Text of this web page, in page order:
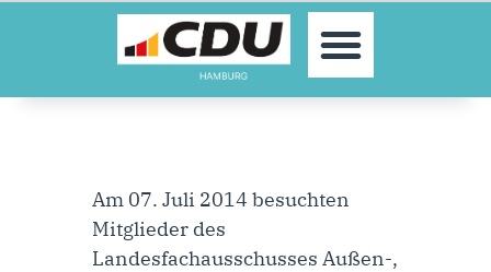
MOIN!
AKTUELLES
KONTAKT
SPENDEN
MITGLIED WERDEN!
Am 07. Juli 2014 besuchten
Mitglieder des
Landesfachausschusses Außen-,